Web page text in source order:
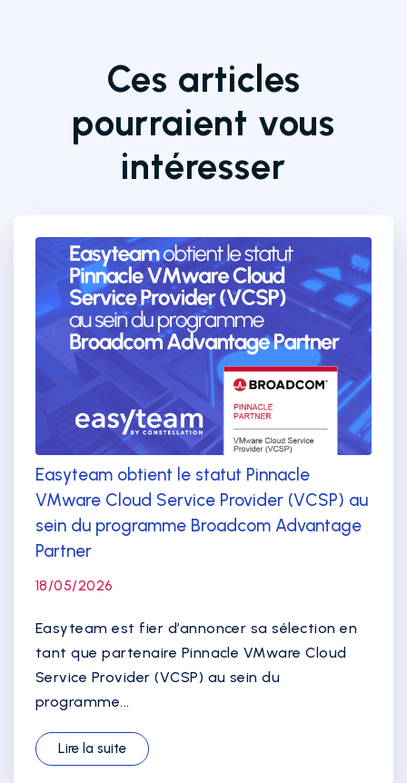
Ces articles
pourraient vous
intéresser
Easyteam obtient le statut Pinnacle
VMware Cloud Service Provider (VCSP) au
sein du programme Broadcom Advantage
Partner
18/05/2026
Easyteam est fier d’annoncer sa sélection en
tant que partenaire Pinnacle VMware Cloud
Service Provider (VCSP) au sein du
programme...
Lire la suite